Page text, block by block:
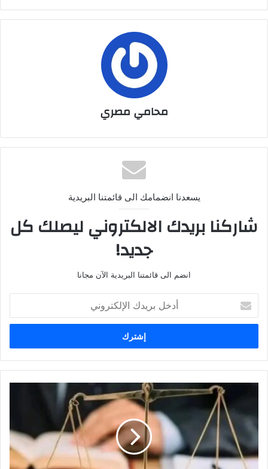
محامي مصري
يسعدنا انضمامك الى قائمتنا البريدية
شاركنا بريدك الالكتروني ليصلك كل
جديد!
انضم الى قائمتنا البريدية الآن مجانا
بريدك
الإلكتروني
خد
بالك